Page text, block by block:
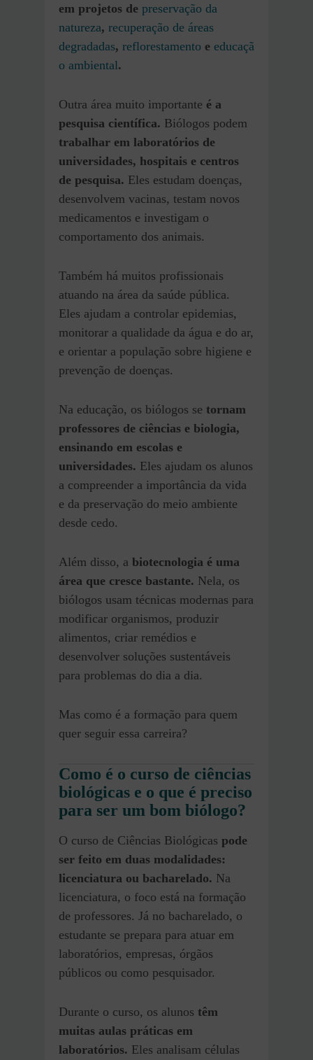
em projetos de preservação da
natureza, recuperação de áreas
degradadas, reflorestamento e educaçã
o ambiental.
Outra área muito importante é a
pesquisa científica. Biólogos podem
trabalhar em laboratórios de
universidades, hospitais e centros
de pesquisa. Eles estudam doenças,
desenvolvem vacinas, testam novos
medicamentos e investigam o
comportamento dos animais.
Também há muitos profissionais
atuando na área da saúde pública.
Eles ajudam a controlar epidemias,
monitorar a qualidade da água e do ar,
e orientar a população sobre higiene e
prevenção de doenças.
Na educação, os biólogos se tornam
professores de ciências e biologia,
ensinando em escolas e
universidades. Eles ajudam os alunos
a compreender a importância da vida
e da preservação do meio ambiente
desde cedo.
Além disso, a biotecnologia é uma
área que cresce bastante. Nela, os
biólogos usam técnicas modernas para
modificar organismos, produzir
alimentos, criar remédios e
desenvolver soluções sustentáveis
para problemas do dia a dia.
Mas como é a formação para quem
quer seguir essa carreira?
Como é o curso de ciências
biológicas e o que é preciso
para ser um bom biólogo?
O curso de Ciências Biológicas pode
ser feito em duas modalidades:
licenciatura ou bacharelado. Na
licenciatura, o foco está na formação
de professores. Já no bacharelado, o
estudante se prepara para atuar em
laboratórios, empresas, órgãos
públicos ou como pesquisador.
Durante o curso, os alunos têm
muitas aulas práticas em
laboratórios. Eles analisam células